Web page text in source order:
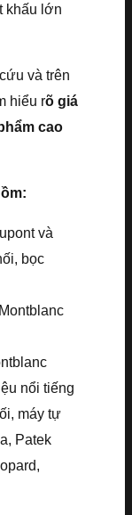
khấu lớn
và trên
hiểu rõ giá
cao
và
bọc
nổi tiếng
máy tự
Patek